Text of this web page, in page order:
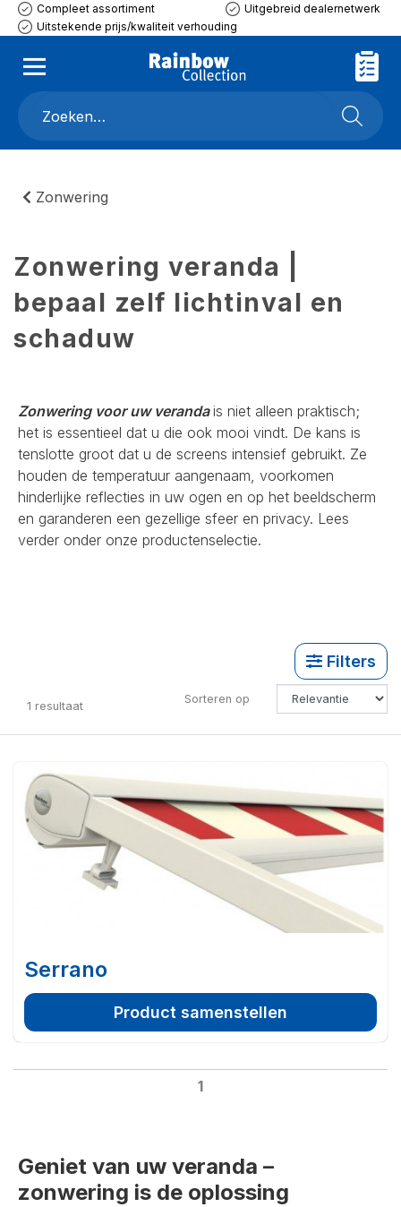
Compleet assortiment
Uitgebreid dealernetwerk
Uitstekende prijs/kwaliteit verhouding
Zonwering
Zonwering veranda |
bepaal zelf lichtinval en
schaduw
Zonwering voor uw verandais niet alleen praktisch;
het is essentieel dat u die ook mooi vindt. De kans is
tenslotte groot dat u de screens intensief gebruikt. Ze
houden de temperatuur aangenaam, voorkomen
hinderlijke reflecties in uw ogen en op het beeldscherm
en garanderen een gezellige sfeer en privacy. Lees
verder onder onze productenselectie.
Filters
1 resultaat Sorteren op
Serrano
Product samenstellen
1
Geniet van uw veranda –
zonwering is de oplossing